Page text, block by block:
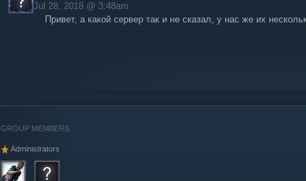
Jul 28, 2018 @ 3:48am
Привет, а какой сервер так и не сказал, у нас же их
GROUP MEMBERS
Administrators